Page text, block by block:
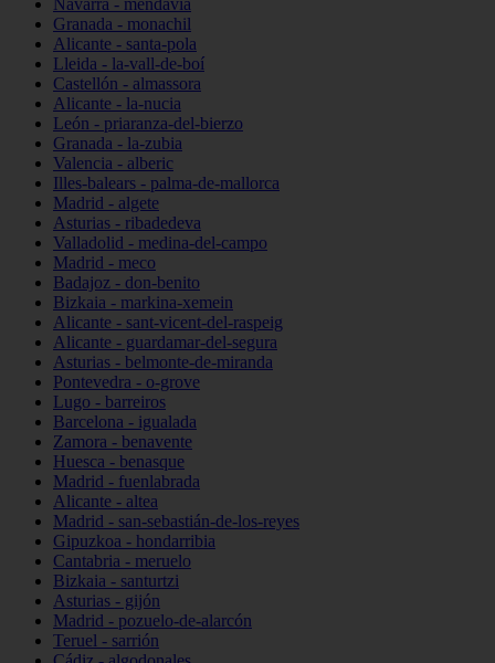
Navarra - mendavia
Granada - monachil
Alicante - santa-pola
Lleida - la-vall-de-boí
Castellón - almassora
Alicante - la-nucia
León - priaranza-del-bierzo
Granada - la-zubia
Valencia - alberic
Illes-balears - palma-de-mallorca
Madrid - algete
Asturias - ribadedeva
Valladolid - medina-del-campo
Madrid - meco
Badajoz - don-benito
Bizkaia - markina-xemein
Alicante - sant-vicent-del-raspeig
Alicante - guardamar-del-segura
Asturias - belmonte-de-miranda
Pontevedra - o-grove
Lugo - barreiros
Barcelona - igualada
Zamora - benavente
Huesca - benasque
Madrid - fuenlabrada
Alicante - altea
Madrid - san-sebastián-de-los-reyes
Gipuzkoa - hondarribia
Cantabria - meruelo
Bizkaia - santurtzi
Asturias - gijón
Madrid - pozuelo-de-alarcón
Teruel - sarrión